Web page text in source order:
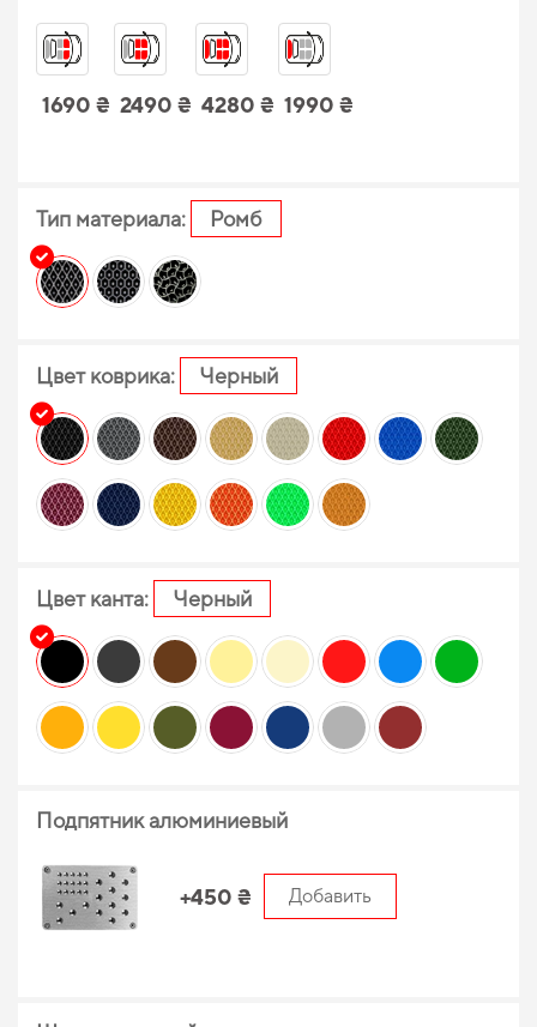
1690 ₴ 2490 ₴ 4280 ₴ 1990 ₴
Тип материала: Ромб
Цвет коврика: Черный
Цвет канта: Черный
Подпятник алюминиевый
+450 ₴ Добавить